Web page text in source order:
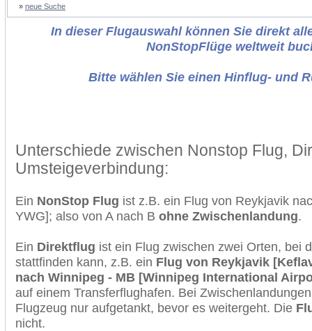
» neue Suche
In dieser Flugauswahl können Sie direkt
NonStopFlüge weltweit
Bitte wählen Sie einen Hinflug- und
Unterschiede zwischen Nonstop Flug,
Umsteigeverbindung:
Ein NonStop Flug ist z.B. ein Flug von Reykjavik
YWG]; also von A nach B ohne Zwischenlandung.
Ein Direktflug ist ein Flug zwischen zwei Orten, bei
stattfinden kann, z.B. ein Flug von Reykjavik
nach Winnipeg - MB [Winnipeg International
auf einem Transferflughafen. Bei
Flugzeug nur aufgetankt, bevor es weitergeht. Die
nicht.